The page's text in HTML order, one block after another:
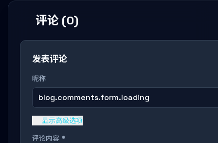
评论 (0)
发表评论
昵称
blog.comments.form.loading
显示高级选项
评论内容 *